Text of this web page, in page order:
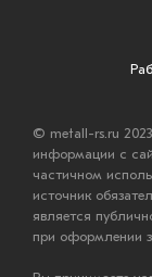
© metall-rs.ru
информации с
частичном
источник
является
при оформлении